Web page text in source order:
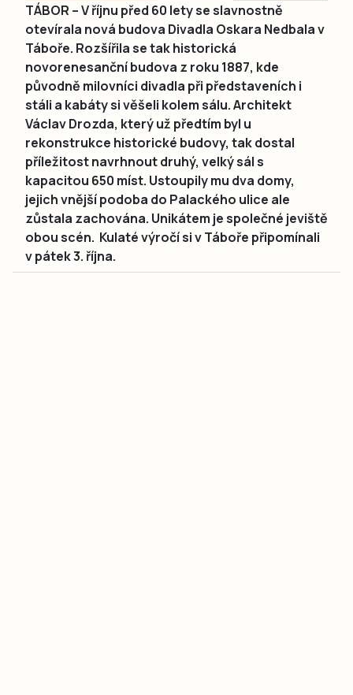
TÁBOR – V říjnu před 60 lety se slavnostně
otevírala nová budova Divadla Oskara Nedbala v
Táboře. Rozšířila se tak historická
novorenesanční budova z roku 1887, kde
původně milovníci divadla při představeních i
stáli a kabáty si věšeli kolem sálu. Architekt
Václav Drozda, který už předtím byl u
rekonstrukce historické budovy, tak dostal
příležitost navrhnout druhý, velký sál s
kapacitou 650 míst. Ustoupily mu dva domy,
jejich vnější podoba do Palackého ulice ale
zůstala zachována. Unikátem je společné jeviště
obou scén. Kulaté výročí si v Táboře připomínali
v pátek 3. října.